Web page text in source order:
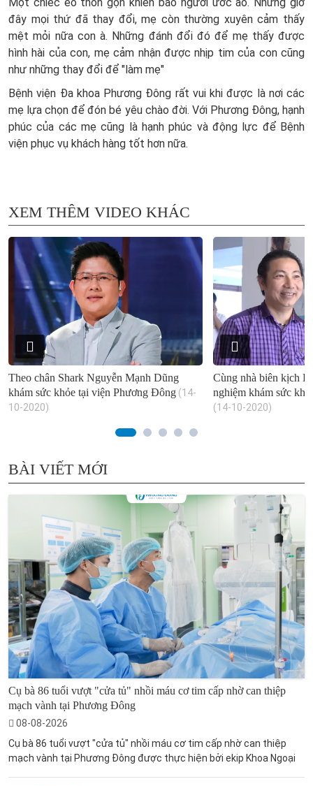
Một chiếc eo thon gọn khiến bao người ước ao. Nhưng giờ
đây mọi thứ đã thay đổi, mẹ còn thường xuyên cảm thấy
mệt mỏi nữa con à. Những đánh đổi đó để mẹ thấy được
hình hài của con, mẹ cảm nhận được nhịp tim của con cũng
như những thay đổi để "làm mẹ"
Bệnh viện Đa khoa Phương Đông rất vui khi được là nơi các
mẹ lựa chọn để đón bé yêu chào đời. Với Phương Đông, hạnh
phúc của các mẹ cũng là hạnh phúc và động lực để Bệnh
viện phục vụ khách hàng tốt hơn nữa.
XEM THÊM VIDEO KHÁC
Theo chân Shark Nguyễn Mạnh Dũng
khám sức khỏe tại viện Phương Đông (14-
10-2020)
Cùng nhà biên kịch
nghiệm khám sức
(14-10-2020)
BÀI VIẾT MỚI
Cụ bà 86 tuổi vượt "cửa tủ" nhồi máu cơ tim cấp nhờ can thiệp
mạch vành tại Phương Đông
08-08-2026
Cụ bà 86 tuổi vượt "cửa tủ" nhồi máu cơ tim cấp nhờ can thiệp
mạch vành tại Phương Đông được thực hiện bởi ekip Khoa Ngoại